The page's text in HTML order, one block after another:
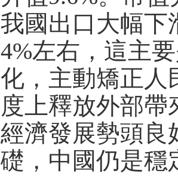
我國出口大幅下
4%左右，這主
化，主動矯正人
度上釋放外部
經濟發展勢頭良
礎，中國仍是穩